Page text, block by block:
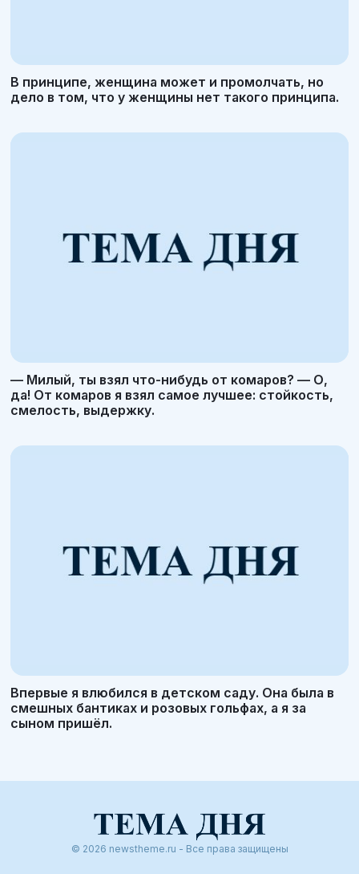
В принципе, женщина может и промолчать, но
дело в том, что у женщины нет такого принципа.
— Милый, ты взял что-нибудь от комаров? — О,
да! От комаров я взял самое лучшее: стойкость,
смелость, выдержку.
Впервые я влюбился в детском саду. Она была в
смешных бантиках и розовых гольфах, а я за
сыном пришёл.
© 2026 newstheme.ru - Все права защищены